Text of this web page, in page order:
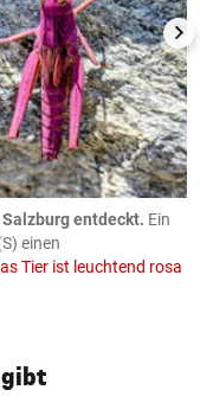
entdeckt. Ein
einen
Tier ist leuchtend rosa